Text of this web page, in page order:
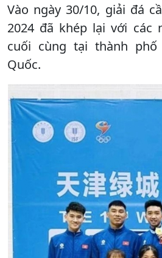
Vào ngày 30/10, giải đá
2024 đã khép lại với các
cuối cùng tại thành phố
Quốc.